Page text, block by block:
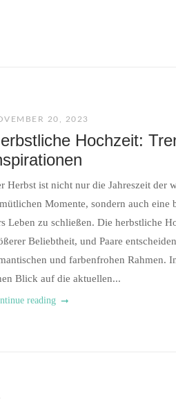
20, 2023
Hochzeit:
Herbst ist nicht nur die Jahreszeit der
Momente, sondern auch eine
Leben zu schließen. Die herbstliche
Beliebtheit, und Paare
und farbenfrohen Rahmen.
Blick auf die aktuellen...
reading